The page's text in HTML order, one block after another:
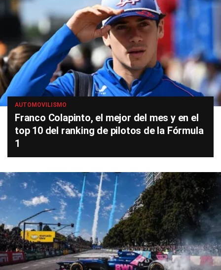
AUTOMOVILISMO
Franco Colapinto, el mejor del mes y en el
top 10 del ranking de pilotos de la Fórmula
1